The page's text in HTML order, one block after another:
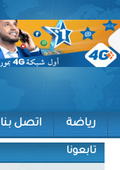
رياضة اتصل بنا
تابعونا